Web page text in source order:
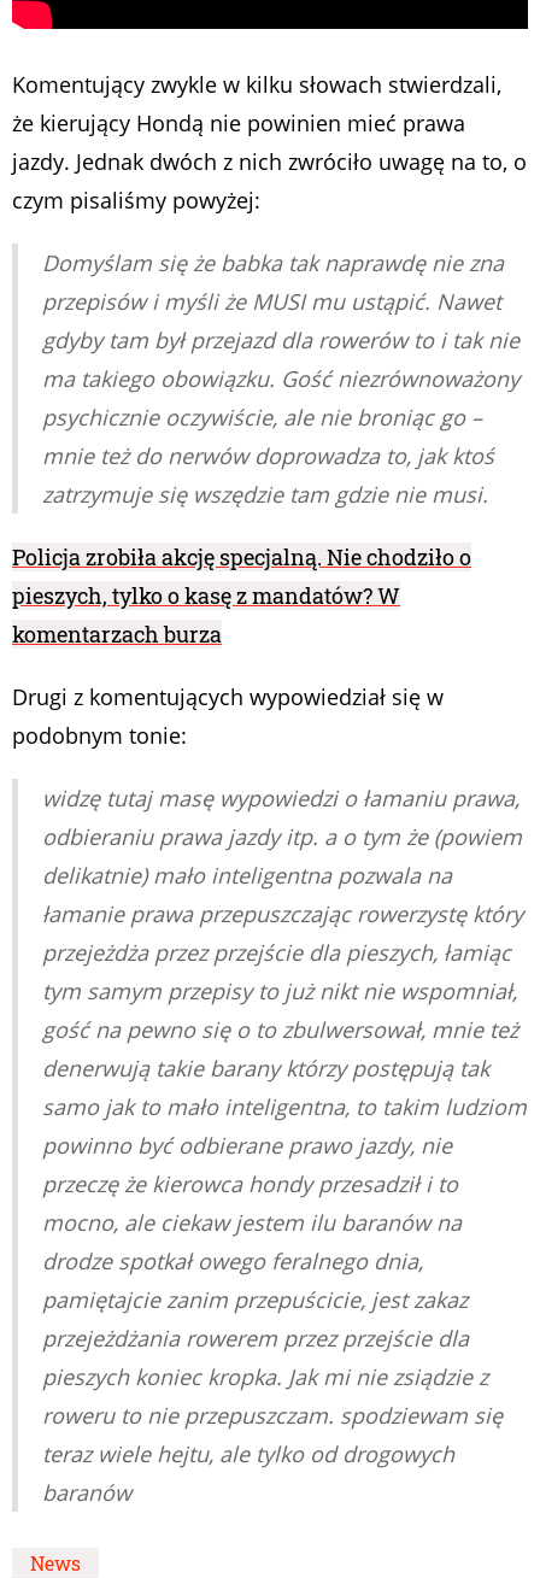
Komentujący zwykle w kilku słowach stwierdzali,
że kierujący Hondą nie powinien mieć prawa
jazdy. Jednak dwóch z nich zwróciło uwagę na to, o
czym pisaliśmy powyżej:
Domyślam się że babka tak naprawdę nie zna
przepisów i myśli że MUSI mu ustąpić. Nawet
gdyby tam był przejazd dla rowerów to i tak nie
ma takiego obowiązku. Gość niezrównoważony
psychicznie oczywiście, ale nie broniąc go –
mnie też do nerwów doprowadza to, jak ktoś
zatrzymuje się wszędzie tam gdzie nie musi.
Policja zrobiła akcję specjalną. Nie chodziło o
pieszych, tylko o kasę z mandatów? W
komentarzach burza
Drugi z komentujących wypowiedział się w
podobnym tonie:
widzę tutaj masę wypowiedzi o łamaniu prawa,
odbieraniu prawa jazdy itp. a o tym że (powiem
delikatnie) mało inteligentna pozwala na
łamanie prawa przepuszczając rowerzystę który
przejeżdża przez przejście dla pieszych, łamiąc
tym samym przepisy to już nikt nie wspomniał,
gość na pewno się o to zbulwersował, mnie też
denerwują takie barany którzy postępują tak
samo jak to mało inteligentna, to takim ludziom
powinno być odbierane prawo jazdy, nie
przeczę że kierowca hondy przesadził i to
mocno, ale ciekaw jestem ilu baranów na
drodze spotkał owego feralnego dnia,
pamiętajcie zanim przepuścicie, jest zakaz
przejeżdżania rowerem przez przejście dla
pieszych koniec kropka. Jak mi nie zsiądzie z
roweru to nie przepuszczam. spodziewam się
teraz wiele hejtu, ale tylko od drogowych
baranów
News